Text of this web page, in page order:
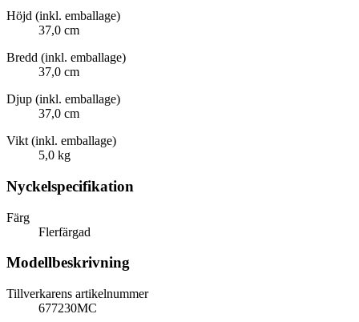
Höjd (inkl. emballage)
37,0 cm
Bredd (inkl. emballage)
37,0 cm
Djup (inkl. emballage)
37,0 cm
Vikt (inkl. emballage)
5,0 kg
Nyckelspecifikation
Färg
Flerfärgad
Modellbeskrivning
Tillverkarens artikelnummer
677230MC